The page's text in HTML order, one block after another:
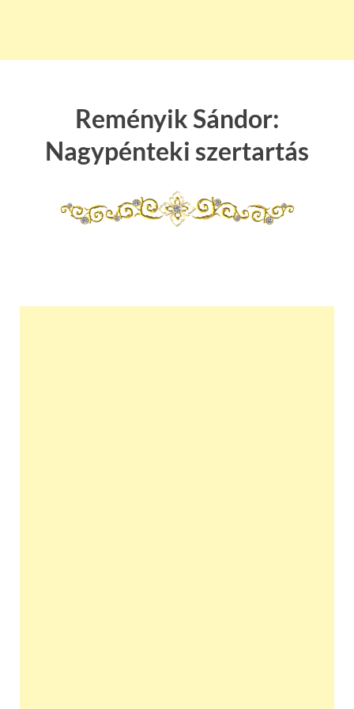
Reményik Sándor:
Nagypénteki szertartás